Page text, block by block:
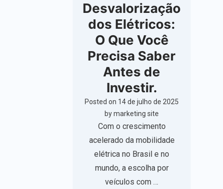
Desvalorização
dos Elétricos:
O Que Você
Precisa Saber
Antes de
Investir.
Posted on 14 de julho de 2025
bymarketing site
Com o crescimento
acelerado da mobilidade
elétrica no Brasil e no
mundo, a escolha por
veículos com …